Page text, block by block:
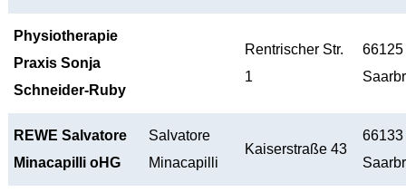
Physiotherapie
Praxis Sonja
Schneider-Ruby
Rentrischer Str.
1
66125
REWE Salvatore
Minacapilli oHG
Salvatore
Minacapilli
Kaiserstraße 43
66133